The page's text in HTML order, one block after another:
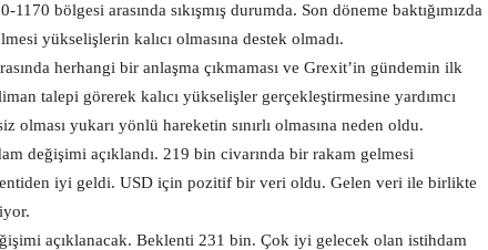
bölgesi arasında sıkışmış durumda. Son döneme baktığımızda
yükselişlerin kalıcı olmasına destek olmadı.
herhangi bir anlaşma çıkmaması ve Grexit’in gündemin ilk
talepi görerek kalıcı yükselişler gerçekleştirmesine yardımcı
olması yukarı yönlü hareketin sınırlı olmasına neden oldu.
değişimi açıklandı. 219 bin civarında bir rakam gelmesi
iyi geldi. USD için pozitif bir veri oldu. Gelen veri ile birlikte
açıklanacak. Beklenti 231 bin. Çok iyi gelecek olan istihdam